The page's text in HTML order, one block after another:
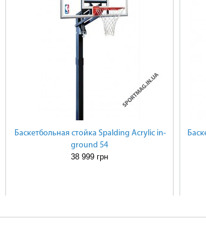
Баскетбольная стойка Spalding Acrylic in-
ground 54
38 999 грн